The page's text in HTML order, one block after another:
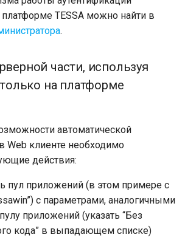
TESSA можно найти в
.
части, используя
на платформе
автоматической
Web клиенте необходимо
действия:
пул приложений (в этом примере с
с параметрами, аналогичными
приложений (указать “Без
кода” в выпадающем списке)